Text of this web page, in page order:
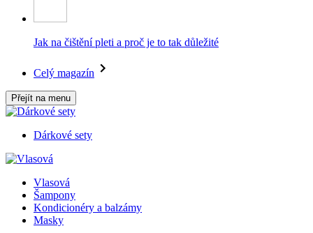
Jak na čištění pleti a proč je to tak důležité
Celý magazín
Přejít na menu
Dárkové sety
Vlasová
Šampony
Kondicionéry a balzámy
Masky